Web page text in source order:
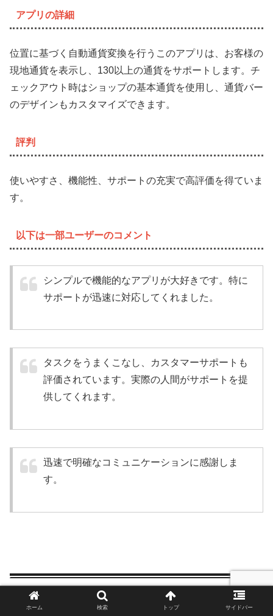
アプリの詳細
位置に基づく自動通貨変換を行うこのアプリは、お客様の
現地通貨を表示し、130以上の通貨をサポートします。チ
ェックアウト時はショップの基本通貨を使用し、通貨バー
のデザインもカスタマイズできます。
評判
使いやすさ、機能性、サポートの充実で高評価を得ていま
す。
以下は一部ユーザーのコメント
シンプルで機能的なアプリが大好きです。特に
サポートが迅速に対応してくれました。
タスクをうまくこなし、カスタマーサポートも
評価されています。実際の人間がサポートを提
供してくれます。
迅速で明確なコミュニケーションに感謝しま
す。
10位
ホーム 検索 トップ サイドバー